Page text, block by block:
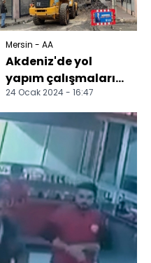
Mersin - AA
Akdeniz'de yol
yapım çalışmaları
sürüyor
24 Ocak 2024 - 16:47